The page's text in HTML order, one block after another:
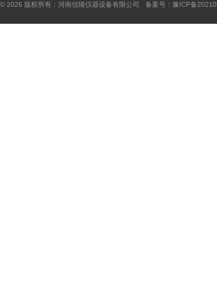
© 2026 版权所有：河南信陵仪器设备有限公司 备案号： 豫ICP备